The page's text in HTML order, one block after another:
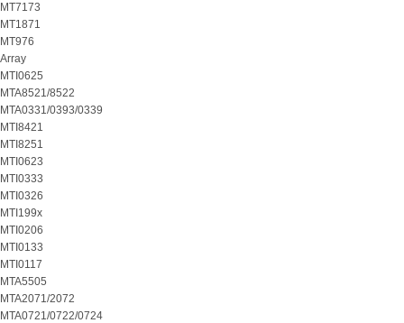
MT7173
MT1871
MT976
Array
MTI0625
MTA8521/8522
MTA0331/0393/0339
MTI8421
MTI8251
MTI0623
MTI0333
MTI0326
MTI199x
MTI0206
MTI0133
MTI0117
MTA5505
MTA2071/2072
MTA0721/0722/0724